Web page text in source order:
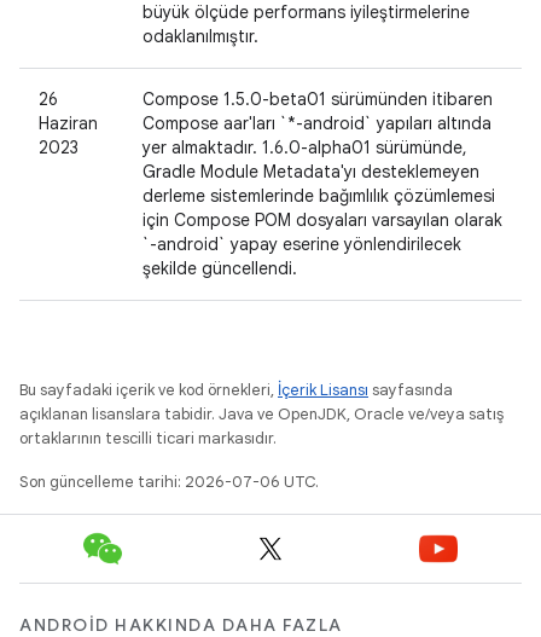
büyük ölçüde performans iyileştirmelerine
odaklanılmıştır.
26
Haziran
2023
Compose 1.5.0-beta01 sürümünden itibaren
Compose aar'ları `*-android` yapıları altında
yer almaktadır. 1.6.0-alpha01 sürümünde,
Gradle Module Metadata'yı desteklemeyen
derleme sistemlerinde bağımlılık çözümlemesi
için Compose POM dosyaları varsayılan olarak
`-android` yapay eserine yönlendirilecek
şekilde güncellendi.
Bu sayfadaki içerik ve kod örnekleri, İçerik Lisansı sayfasında
açıklanan lisanslara tabidir. Java ve OpenJDK, Oracle ve/veya satış
ortaklarının tescilli ticari markasıdır.
Son güncelleme tarihi: 2026-07-06 UTC.
ANDROID HAKKINDA DAHA FAZLA